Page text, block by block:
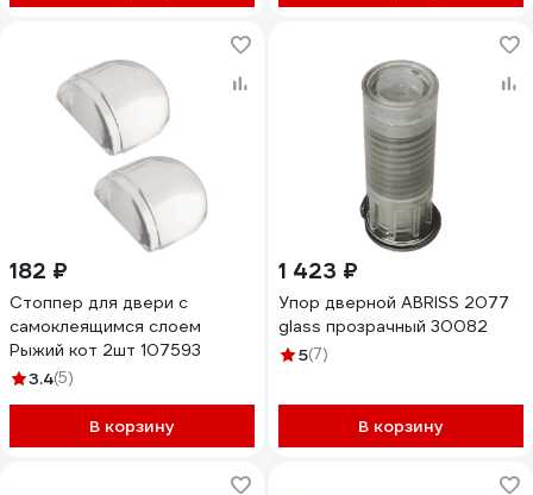
182 ₽
Стоппер для двери с
самоклеящимся слоем
Рыжий кот 2шт 107593
3.4(5)
В корзину
1 423 ₽
Упор дверной ABRISS 2077
glass прозрачный 30082
5(7)
В корзину